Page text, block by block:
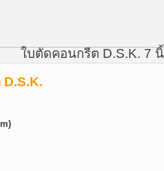
ใบตัดคอนกรีต D.S.K. 7